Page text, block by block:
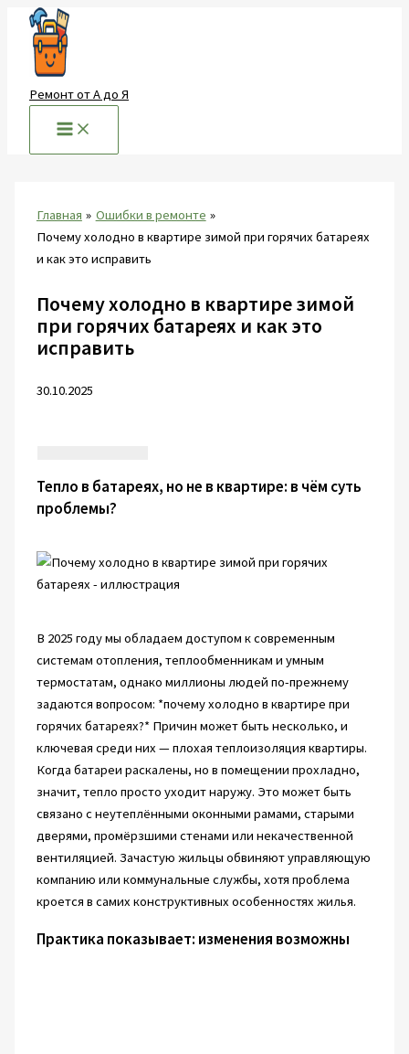
Перейти
содержимому
Ремонт от А до Я
Главная
Ошибки в ремонте
Почему холодно в квартире зимой при горячих батареях
и как это исправить
Почему холодно в квартире зимой
при горячих батареях и как это
исправить
30.10.2025
Тепло в батареях, но не в квартире: в чём суть
проблемы?
В 2025 году мы обладаем доступом к современным
системам отопления, теплообменникам и умным
термостатам, однако миллионы людей по-прежнему
задаются вопросом: *почему холодно в квартире при
горячих батареях?* Причин может быть несколько, и
ключевая среди них — плохая теплоизоляция квартиры.
Когда батареи раскалены, но в помещении прохладно,
значит, тепло просто уходит наружу. Это может быть
связано с неутеплёнными оконными рамами, старыми
дверями, промёрзшими стенами или некачественной
вентиляцией. Зачастую жильцы обвиняют управляющую
компанию или коммунальные службы, хотя проблема
кроется в самих конструктивных особенностях жилья.
Практика показывает: изменения возможны